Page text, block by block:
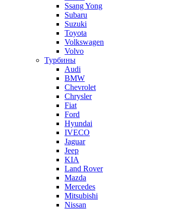
Ssang Yong
Subaru
Suzuki
Toyota
Volkswagen
Volvo
Турбины
Audi
BMW
Chevrolet
Chrysler
Fiat
Ford
Hyundai
IVECO
Jaguar
Jeep
KIA
Land Rover
Mazda
Mercedes
Mitsubishi
Nissan